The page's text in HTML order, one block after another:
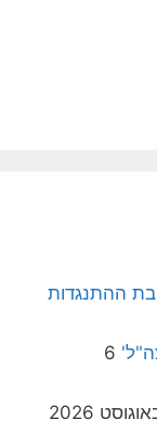
ההתנגדות
6